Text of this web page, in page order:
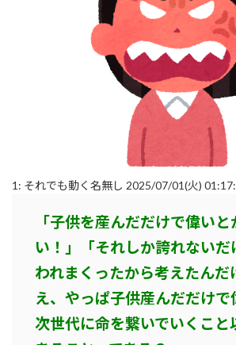
1: それでも動く名無し 2025/07/01(火)
「子供を産んだだけで偉い
い！」「それしか誇れないだ
われまくったから考えたん
え、やっぱ子供産んだだけで
次世代に命を繋いでいくこと